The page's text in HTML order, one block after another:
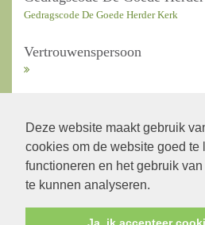
Deze website maakt gebruik
cookies om de website goed te
functioneren en het gebruik
te kunnen analyseren.
Gedragscode De Goede Herder Kerk
Vertrouwenspersoon
ANBI Diaconie